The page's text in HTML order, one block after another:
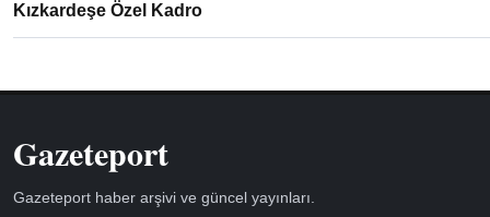
Kızkardeşe Özel Kadro
Gazeteport
Gazeteport haber arşivi ve güncel yayınları.